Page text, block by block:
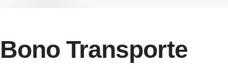
Bono Transporte